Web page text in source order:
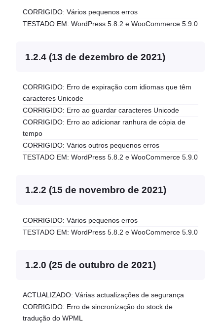
CORRIGIDO: Vários pequenos erros
TESTADO EM: WordPress 5.8.2 e WooCommerce 5.9.0
1.2.4 (13 de dezembro de 2021)
CORRIGIDO: Erro de expiração com idiomas que têm
caracteres Unicode
CORRIGIDO: Erro ao guardar caracteres Unicode
CORRIGIDO: Erro ao adicionar ranhura de cópia de
tempo
CORRIGIDO: Vários outros pequenos erros
TESTADO EM: WordPress 5.8.2 e WooCommerce 5.9.0
1.2.2 (15 de novembro de 2021)
CORRIGIDO: Vários pequenos erros
TESTADO EM: WordPress 5.8.2 e WooCommerce 5.9.0
1.2.0 (25 de outubro de 2021)
ACTUALIZADO: Várias actualizações de segurança
CORRIGIDO: Erro de sincronização do stock de
tradução do WPML